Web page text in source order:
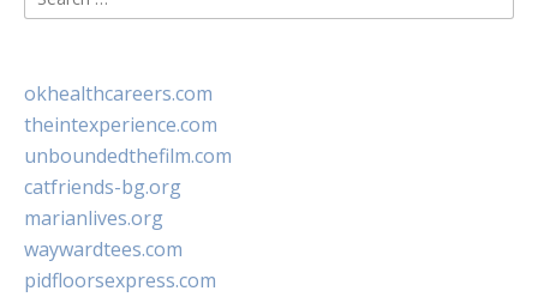
for:
okhealthcareers.com
theintexperience.com
unboundedthefilm.com
catfriends-bg.org
marianlives.org
waywardtees.com
pidfloorsexpress.com